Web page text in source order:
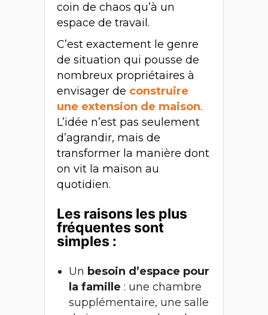
coin de chaos qu’à un
espace de travail.
C’est exactement le genre
de situation qui pousse de
nombreux propriétaires à
envisager de construire
une extension de maison.
L’idée n’est pas seulement
d’agrandir, mais de
transformer la manière dont
on vit la maison au
quotidien.
Les raisons les plus
fréquentes sont
simples :
Un besoin d’espace pour
la famille : une chambre
supplémentaire, une salle